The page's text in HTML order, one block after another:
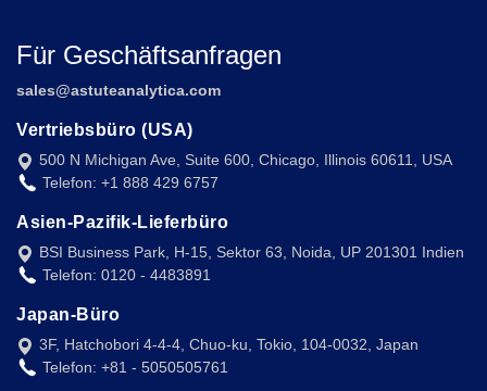
Für Geschäftsanfragen
sales@astuteanalytica.com
Vertriebsbüro (USA)
500 N Michigan Ave, Suite 600, Chicago, Illinois 60611, USA
Telefon: +1 888 429 6757
Asien-Pazifik-Lieferbüro
BSI Business Park, H-15, Sektor 63, Noida, UP 201301 Indien
Telefon: 0120 - 4483891
Japan-Büro
3F, Hatchobori 4-4-4, Chuo-ku, Tokio, 104-0032, Japan
Telefon: +81 - 5050505761